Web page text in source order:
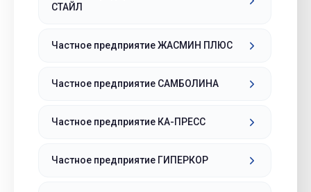
СТАЙЛ
Частное предприятие ЖАСМИН ПЛЮС
Частное предприятие САМБОЛИНА
Частное предприятие КА-ПРЕСС
Частное предприятие ГИПЕРКОР